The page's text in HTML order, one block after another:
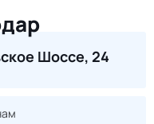
Шоссе, 24